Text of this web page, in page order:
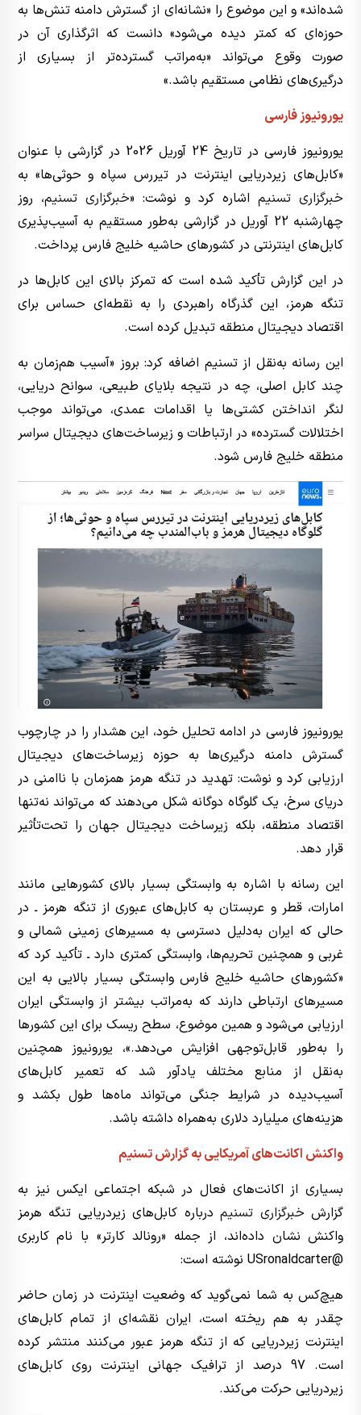
شده‌اند» و این موضوع را «نشانه‌ای از گسترش دامنه تنش‌ها به
حوزه‌ای که کمتر دیده می‌شود» دانست که اثرگذاری آن در
صورت وقوع می‌تواند «به‌مراتب گسترده‌تر از بسیاری از
درگیری‌های نظامی مستقیم باشد.»
یورونیوز فارسی
یورونیوز فارسی در تاریخ 24 آوریل 2026 در گزارشی با عنوان
«کابل‌های زیردریایی اینترنت در تیررس سپاه و حوثی‌ها» به
خبرگزاری تسنیماشاره کرد و نوشت: «خبرگزاری تسنیم، روز
چهارشنبه 22 آوریل در گزارشی به‌طور مستقیم به آسیب‌پذیری
کابل‌های اینترنتی در کشورهای حاشیه خلیج فارس پرداخت.
در این گزارش تأکید شده است که تمرکز بالای این کابل‌ها در
تنگه هرمز، این گذرگاه راهبردی را به نقطه‌ای حساس برای
اقتصاد دیجیتال منطقه تبدیل کرده است.
این رسانه به‌نقل از تسنیم اضافه کرد: بروز «آسیب هم‌زمان به
چند کابل اصلی، چه در نتیجه بلایای طبیعی، سوانح دریایی،
لنگر انداختن کشتی‌ها یا اقدامات عمدی، می‌تواند موجب
اختلالات گسترده» در ارتباطات و زیرساخت‌های دیجیتال سراسر
منطقه خلیج فارس شود.
یورونیوز فارسی در ادامه تحلیل خود، این هشدار را در چارچوب
گسترش دامنه درگیری‌ها به حوزه زیرساخت‌های دیجیتال
ارزیابی کرد و نوشت: تهدید در تنگه هرمز همزمان با ناامنی در
دریای سرخ، یک گلوگاه دوگانه شکل می‌دهند که می‌تواند نه‌تنها
اقتصاد منطقه، بلکه زیرساخت دیجیتال جهان را تحت‌تأثیر
قرار دهد.
این رسانه با اشاره به وابستگی بسیار بالای کشورهایی مانند
امارات، قطر و عربستان به کابل‌های عبوری از تنگه هرمز ـ در
حالی که ایران به‌دلیل دسترسی به مسیرهای زمینی شمالی و
غربی و همچنین تحریم‌ها، وابستگی کمتری دارد ـ تأکید کرد که
«کشورهای حاشیه خلیج فارس وابستگی بسیار بالایی به این
مسیرهای ارتباطی دارند که به‌مراتب بیشتر از وابستگی ایران
ارزیابی می‌شود و همین موضوع، سطح ریسک برای این کشورها
را به‌طور قابل‌توجهی افزایش می‌دهد.»، یورونیوز همچنین
به‌نقل از منابع مختلف یادآور شد که تعمیر کابل‌های
آسیب‌دیده در شرایط جنگی می‌تواند ماه‌ها طول بکشد و
هزینه‌های میلیارد دلاری به‌همراه داشته باشد.
واکنش اکانت‌های آمریکایی به گزارش تسنیم
بسیاری از اکانت‌های فعال در شبکه اجتماعی ایکس نیز به
گزارش خبرگزاری تسنیمدرباره کابل‌های زیردریایی تنگه هرمز
واکنش نشان داده‌اند، از جمله «رونالد کارتر» با نام کاربری
@USronaldcarter نوشته است:
هیچ‌کس به شما نمی‌گوید که وضعیت اینترنت در زمان حاضر
چقدر به هم ریخته است، ایران نقشه‌ای از تمام کابل‌های
اینترنت زیردریایی که از تنگه هرمز عبور می‌کنند منتشر کرده
است. 97 درصد از ترافیک جهانی اینترنت روی کابل‌های
زیردریایی حرکت می‌کند.